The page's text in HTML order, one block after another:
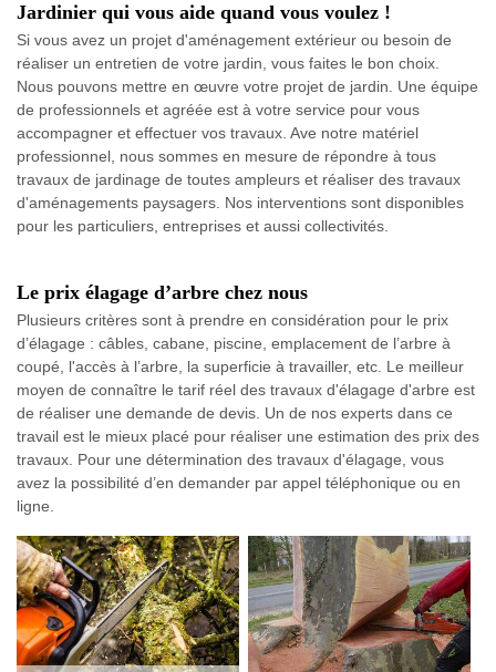
Jardinier qui vous aide quand vous voulez !
Si vous avez un projet d'aménagement extérieur ou besoin de
réaliser un entretien de votre jardin, vous faites le bon choix.
Nous pouvons mettre en œuvre votre projet de jardin. Une équipe
de professionnels et agréée est à votre service pour vous
accompagner et effectuer vos travaux. Ave notre matériel
professionnel, nous sommes en mesure de répondre à tous
travaux de jardinage de toutes ampleurs et réaliser des travaux
d'aménagements paysagers. Nos interventions sont disponibles
pour les particuliers, entreprises et aussi collectivités.
Le prix élagage d’arbre chez nous
Plusieurs critères sont à prendre en considération pour le prix
d’élagage : câbles, cabane, piscine, emplacement de l’arbre à
coupé, l'accès à l’arbre, la superficie à travailler, etc. Le meilleur
moyen de connaître le tarif réel des travaux d'élagage d'arbre est
de réaliser une demande de devis. Un de nos experts dans ce
travail est le mieux placé pour réaliser une estimation des prix des
travaux. Pour une détermination des travaux d'élagage, vous
avez la possibilité d’en demander par appel téléphonique ou en
ligne.